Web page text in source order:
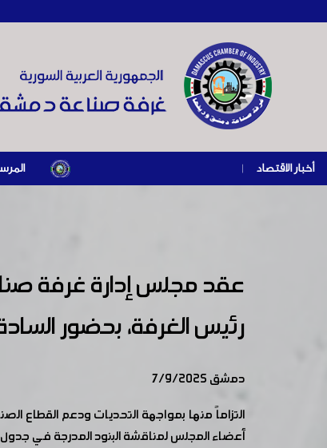
أخبار الاقتصاد | المرسوم الرئاسي رقم /69/ لعام 2026 .. دعم ضريبي للمنشآت المتضررة
عقد مجلس إدارة غرفة
رئيس الغرفة، بحضور
دمشق 7/9/2025
التزاماً منها بمواجهة التحديات ودعم القطاع
أعضاء المجلس لمناقشة البنود المدرجة في جدول